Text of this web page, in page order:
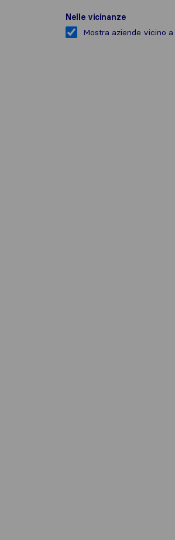
Nelle vicinanze
Mostra aziende vicino